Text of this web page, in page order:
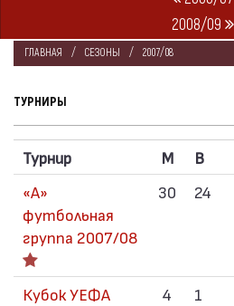
2008/09
ГЛАВНАЯ СЕЗОНЫ 2007/08
ТУРНИРЫ
Турнир M В
«А»
футбольная
группа 2007/08
30 24
Кубок УЕФА
4 1